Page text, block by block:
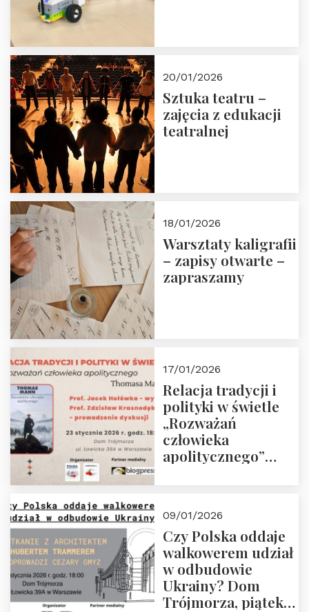
20/01/2026
Sztuka teatru –
zajęcia z edukacji
teatralnej
18/01/2026
Warsztaty kaligrafii
– zapisy otwarte –
zapraszamy
17/01/2026
Relacja tradycji i
polityki w świetle
„Rozważań
człowieka
apolitycznego”
godz. 18:00.
Zapraszamy!
09/01/2026
Czy Polska oddaje
walkowerem udział
w odbudowie
Ukrainy? Dom
Trójmorza, piątek